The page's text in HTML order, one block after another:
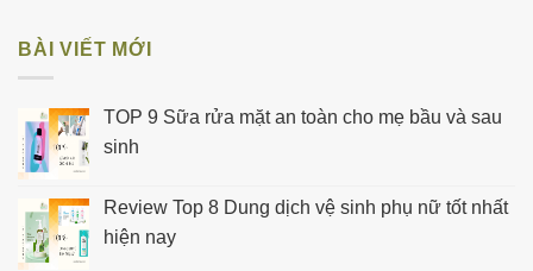
BÀI VIẾT MỚI
TOP 9 Sữa rửa mặt an toàn cho mẹ bầu và sau
sinh
Review Top 8 Dung dịch vệ sinh phụ nữ tốt nhất
hiện nay